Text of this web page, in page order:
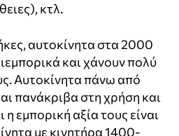
κτλ.
αυτοκίνητα στα 2000
και χάνουν πολύ
Αυτοκίνητα πάνω από
πανάκριβα στη χρήση και
εμπορική αξία τους είναι
με κινητήρα 1400-